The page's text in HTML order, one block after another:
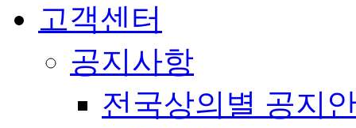
고객센터
공지사항
전국상의별 공지